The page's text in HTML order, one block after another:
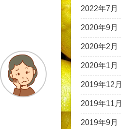
2022年7月
2020年9月
2020年2月
2020年1月
2019年12月
2019年11月
2019年9月